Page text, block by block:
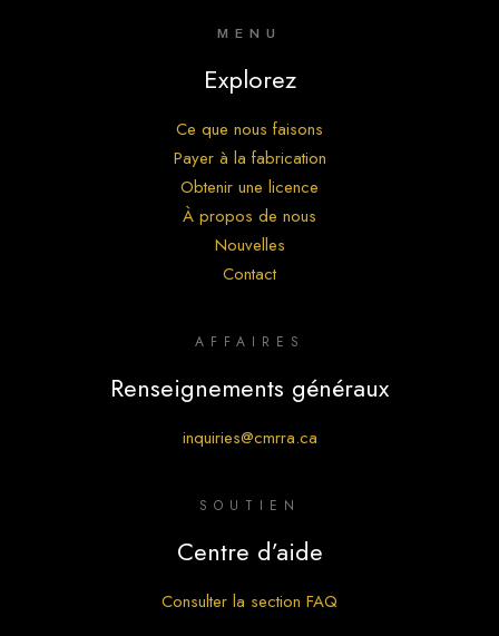
MENU
Explorez
Ce que nous faisons
Payer à la fabrication
Obtenir une licence
À propos de nous
Nouvelles
Contact
AFFAIRES
Renseignements généraux
inquiries@cmrra.ca
SOUTIEN
Centre d’aide
Consulter la section FAQ